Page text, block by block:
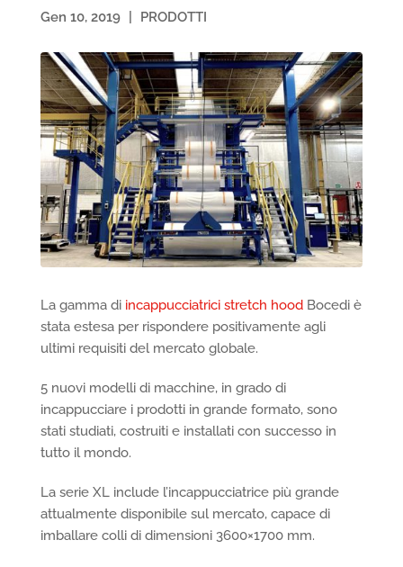
Gen 10, 2019 PRODOTTI
La gamma di incappucciatrici stretch hoodBocedi è
stata estesa per rispondere positivamente agli
ultimi requisiti del mercato globale.
5 nuovi modelli di macchine, in grado di
incappucciare i prodotti in grande formato, sono
stati studiati, costruiti e installati con successo in
tutto il mondo.
La serie XL include l’incappucciatrice più grande
attualmente disponibile sul mercato, capace di
imballare colli di dimensioni 3600×1700 mm.